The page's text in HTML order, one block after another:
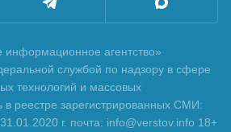
агентство»
службой по надзору в сфере
технологий и массовых
в реестре зарегистрированных СМИ:
г. почта: info@verstov.info 18+